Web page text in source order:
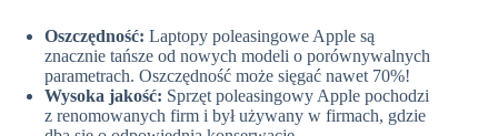
Oszczędność: Laptopy poleasingowe Apple są
znacznie tańsze od nowych modeli o porównywalnych
parametrach. Oszczędność może sięgać nawet 70%!
Wysoka jakość: Sprzęt poleasingowy Apple pochodzi
z renomowanych firm i był używany w firmach, gdzie